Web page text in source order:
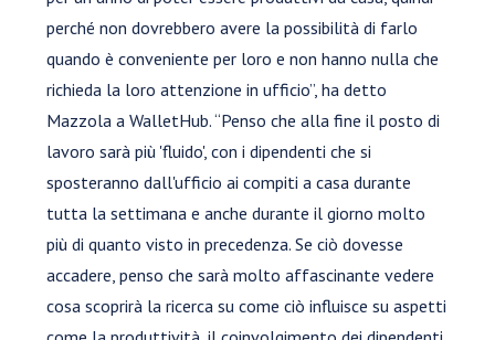
perché non dovrebbero avere la possibilità di farlo
quando è conveniente per loro e non hanno nulla che
richieda la loro attenzione in ufficio”, ha detto
Mazzola a WalletHub. “Penso che alla fine il posto di
lavoro sarà più 'fluido', con i dipendenti che si
sposteranno dall'ufficio ai compiti a casa durante
tutta la settimana e anche durante il giorno molto
più di quanto visto in precedenza. Se ciò dovesse
accadere, penso che sarà molto affascinante vedere
cosa scoprirà la ricerca su come ciò influisce su aspetti